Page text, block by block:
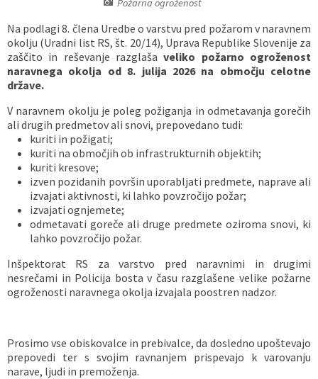
Požarna ogroženost
Na podlagi 8. člena Uredbe o varstvu pred požarom v naravnem
okolju (Uradni list RS, št. 20/14), Uprava Republike Slovenije za
zaščito in reševanje razglašaveliko požarno ogroženost
naravnega okolja od 8. julija 2026 na območju celotne
države.
V naravnem okolju je poleg požiganja in odmetavanja gorečih
ali drugih predmetov ali snovi, prepovedano tudi:
kuriti in požigati;
kuriti na območjih ob infrastrukturnih objektih;
kuriti kresove;
izven pozidanih površin uporabljati predmete, naprave ali
izvajati aktivnosti, ki lahko povzročijo požar;
izvajati ognjemete;
odmetavati goreče ali druge predmete oziroma snovi, ki
lahko povzročijo požar.
Inšpektorat RS za varstvo pred naravnimi in drugimi
nesrečami in Policija bosta v času razglašene velike požarne
ogroženosti naravnega okolja izvajala poostren nadzor.
Prosimo vse obiskovalce in prebivalce, da dosledno upoštevajo
prepovedi ter s svojim ravnanjem prispevajo k varovanju
narave, ljudi in premoženja.
Častno razsodišče
Medobčinski inšpektorat
Gasilstvo, zaščita in reševanje
MojaObčina.si